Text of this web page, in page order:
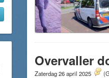
Overvaller
Zaterdag 26 april 2025